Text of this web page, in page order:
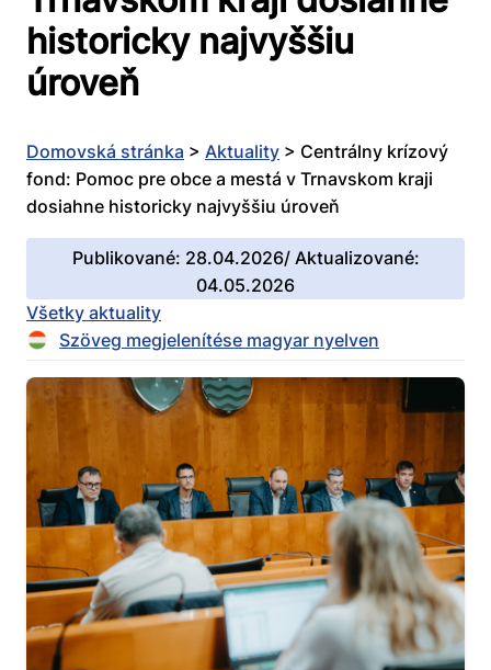
historicky najvyššiu
úroveň
Domovská stránka > Aktuality > Centrálny krízový
fond: Pomoc pre obce a mestá v Trnavskom kraji
dosiahne historicky najvyššiu úroveň
Publikované: 28.04.2026/ Aktualizované:
04.05.2026
Všetky aktuality
Szöveg megjelenítése magyar nyelven